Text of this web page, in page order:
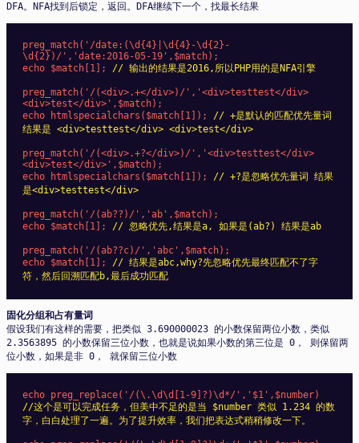
DFA。NFA找到后锁定，返回。DFA继续下一个，找最长结果
preg_match('/date:(\d{4}|\d{4}-\d{2}-
\d{2})/','date:2016-05-19',$match);
echo $match[1]; // 输出的结果是2016,所以PHP用的是NFA引擎
preg_match('/(<div>.+</div>)/','<div>testtest</div>
<div>test</div>',$match);
echo htmlspecialchars($match[1]); // +是默认的匹配优先量词
结果是 <div>testtest</div> <div>test</div>
preg_match('/(<div>.+?</div>)/','<div>testtest</div>
<div>test</div>',$match);
echo htmlspecialchars($match[1]); // +?是忽略优先量词 结果
是<div>testtest</div>
preg_match('/(ab??)/','ab',$match);
echo $match[1]; // 忽略优先,结果是a, 如果是(ab?) 结果是ab
preg_match('/(ab??c)/','abc',$match);
echo $match[1]; // 结果是abc,why?先忽略优先最终匹配不了字
符，然后回溯匹配b,最后成功匹配
固化分组和占有量词
假设我们有这样的需要，把类似 3.690000023 的小数保留两位小数，类似
2.3563895 的小数保留三位小数，也就是说如果小数的第三位是 0， 则保留两
位小数，如果是非 0， 就保留三位小数
//这个是可以完成任务，但美中不足的是当 $number 类似 1.234 的数
字，白白处理了一遍。为了提升效率，我们把表达式稍稍修改一下。